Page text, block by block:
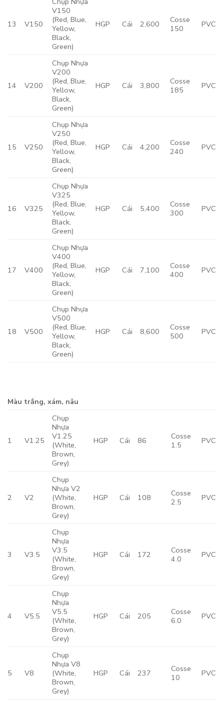
13 V150
V150
(Red, Blue,
Yellow,
Black,
Green)
HGP Cái 2,600
Cosse
150
PVC
14 V200
Chụp Nhựa
V200
(Red, Blue,
Yellow,
Black,
Green)
HGP Cái 3,800
Cosse
185
PVC
15 V250
Chụp Nhựa
V250
(Red, Blue,
Yellow,
Black,
Green)
HGP Cái 4,200
Cosse
240
PVC
16 V325
Chụp Nhựa
V325
(Red, Blue,
Yellow,
Black,
Green)
HGP Cái 5,400
Cosse
300
PVC
17 V400
Chụp Nhựa
V400
(Red, Blue,
Yellow,
Black,
Green)
HGP Cái 7,100
Cosse
400
PVC
18 V500
Chụp Nhựa
V500
(Red, Blue,
Yellow,
Black,
Green)
HGP Cái 8,600
Cosse
500
PVC
Màu trắng, xám, nâu
1 V1.25
Chụp
Nhựa
V1.25
(White,
Brown,
Grey)
HGP Cái 86
Cosse
1.5
PVC
2 V2
Chụp
Nhựa V2
(White,
Brown,
Grey)
HGP Cái 108
Cosse
2.5
PVC
3 V3.5
Chụp
Nhựa
V3.5
(White,
Brown,
Grey)
HGP Cái 172
Cosse
4.0
PVC
4 V5.5
Chụp
Nhựa
V5.5
(White,
Brown,
Grey)
HGP Cái 205
Cosse
6.0
PVC
5 V8
Chụp
Nhựa V8
(White,
Brown,
Grey)
HGP Cái 237
Cosse
10
PVC